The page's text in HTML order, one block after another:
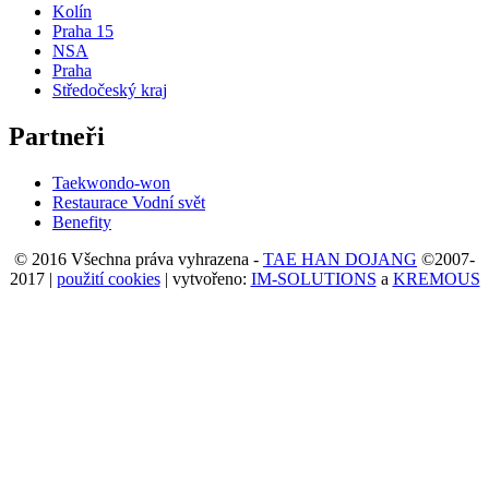
Kolín
Praha 15
NSA
Praha
Středočeský kraj
Partneři
Taekwondo-won
Restaurace Vodní svět
Benefity
© 2016 Všechna práva vyhrazena - TAE HAN DOJANG ©2007-
2017 | použití cookies| vytvořeno: IM-SOLUTIONS a KREMOUS